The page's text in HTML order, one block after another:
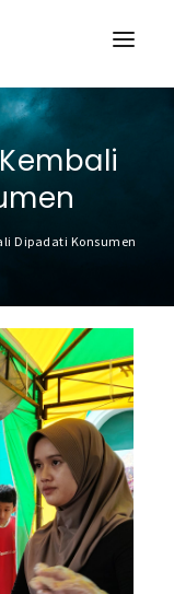
Dipadati Konsumen